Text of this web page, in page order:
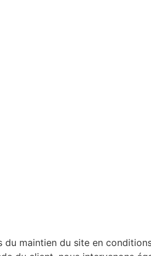
maintien du site en